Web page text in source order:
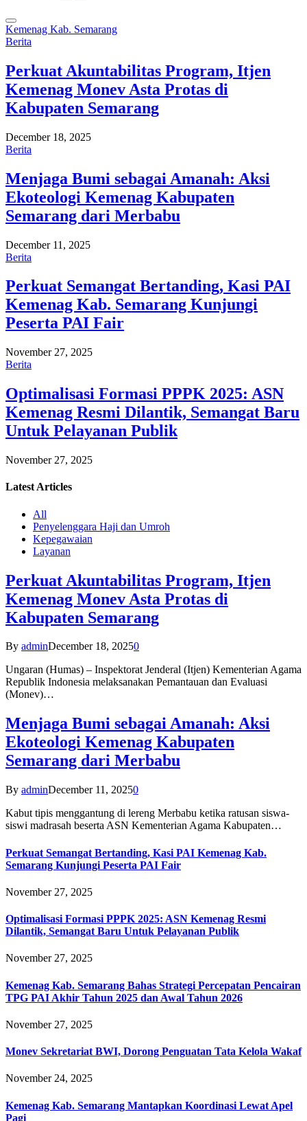
Kemenag Kab. Semarang
Berita
Perkuat Akuntabilitas Program, Itjen
Kemenag Monev Asta Protas di
Kabupaten Semarang
December 18, 2025
Berita
Menjaga Bumi sebagai Amanah: Aksi
Ekoteologi Kemenag Kabupaten
Semarang dari Merbabu
December 11, 2025
Berita
Perkuat Semangat Bertanding, Kasi PAI
Kemenag Kab. Semarang Kunjungi
Peserta PAI Fair
November 27, 2025
Berita
Optimalisasi Formasi PPPK 2025: ASN
Kemenag Resmi Dilantik, Semangat Baru
Untuk Pelayanan Publik
November 27, 2025
Latest Articles
All
Penyelenggara Haji dan Umroh
Kepegawaian
Layanan
Perkuat Akuntabilitas Program, Itjen
Kemenag Monev Asta Protas di
Kabupaten Semarang
By adminDecember 18, 20250
Ungaran (Humas) – Inspektorat Jenderal (Itjen) Kementerian Agama
Republik Indonesia melaksanakan Pemantauan dan Evaluasi
(Monev)…
Menjaga Bumi sebagai Amanah: Aksi
Ekoteologi Kemenag Kabupaten
Semarang dari Merbabu
By adminDecember 11, 20250
Kabut tipis menggantung di lereng Merbabu ketika ratusan siswa-
siswi madrasah beserta ASN Kementerian Agama Kabupaten…
Perkuat Semangat Bertanding, Kasi PAI Kemenag Kab.
Semarang Kunjungi Peserta PAI Fair
November 27, 2025
Optimalisasi Formasi PPPK 2025: ASN Kemenag Resmi
Dilantik, Semangat Baru Untuk Pelayanan Publik
November 27, 2025
Kemenag Kab. Semarang Bahas Strategi Percepatan Pencairan
TPG PAI Akhir Tahun 2025 dan Awal Tahun 2026
November 27, 2025
Monev Sekretariat BWI, Dorong Penguatan Tata Kelola Wakaf
November 24, 2025
Kemenag Kab. Semarang Mantapkan Koordinasi Lewat Apel
Pagi